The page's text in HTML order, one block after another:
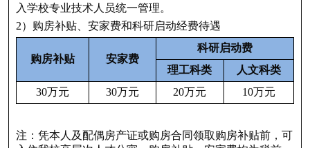
入学校专业技术人员统一管理。
2）购房补贴、安家费和科研启动经费待遇
购房补贴 安家费
科研启动费
理工科类
人文科类
30万元
30万元 20万元 10万元
注：凭本人及配偶房产证或购房合同领取购房补贴前，可